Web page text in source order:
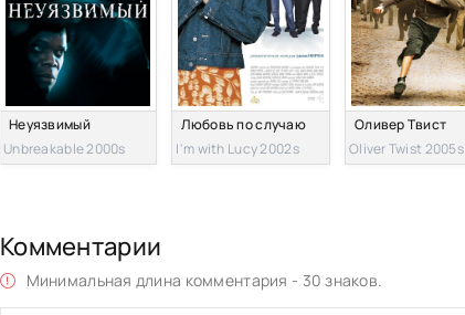
Неуязвимый
Unbreakable 2000s
Любовь по случаю
I'm with Lucy 2002s
Оливер Твист
Oliver Twist 2005s
Комментарии
Минимальная длина комментария - 30 знаков.